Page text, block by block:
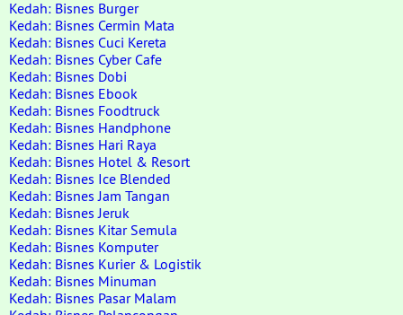
Kedah: Bisnes Burger
Kedah: Bisnes Cermin Mata
Kedah: Bisnes Cuci Kereta
Kedah: Bisnes Cyber Cafe
Kedah: Bisnes Dobi
Kedah: Bisnes Ebook
Kedah: Bisnes Foodtruck
Kedah: Bisnes Handphone
Kedah: Bisnes Hari Raya
Kedah: Bisnes Hotel & Resort
Kedah: Bisnes Ice Blended
Kedah: Bisnes Jam Tangan
Kedah: Bisnes Jeruk
Kedah: Bisnes Kitar Semula
Kedah: Bisnes Komputer
Kedah: Bisnes Kurier & Logistik
Kedah: Bisnes Minuman
Kedah: Bisnes Pasar Malam